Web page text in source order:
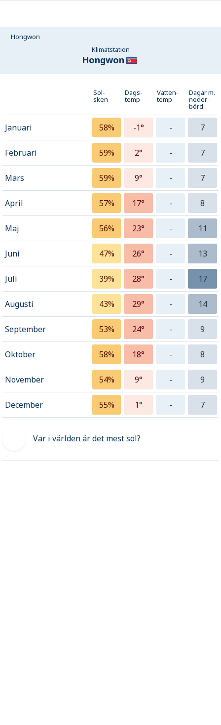
Hongwon
Klimatstation
Hongwon
Sol-
sken
Dags-
temp
Vatten-
temp
Dagar m.
neder­
börd
Januari 58% -1° - 7
Februari 59% 2° - 7
Mars 59% 9° - 7
April 57% 17° - 8
Maj 56% 23° - 11
Juni 47% 26° - 13
Juli 39% 28° - 17
Augusti 43% 29° - 14
September 53% 24° - 9
Oktober 58% 18° - 8
November 54% 9° - 9
December 55% 1° - 7
Var i världen är det mest sol?